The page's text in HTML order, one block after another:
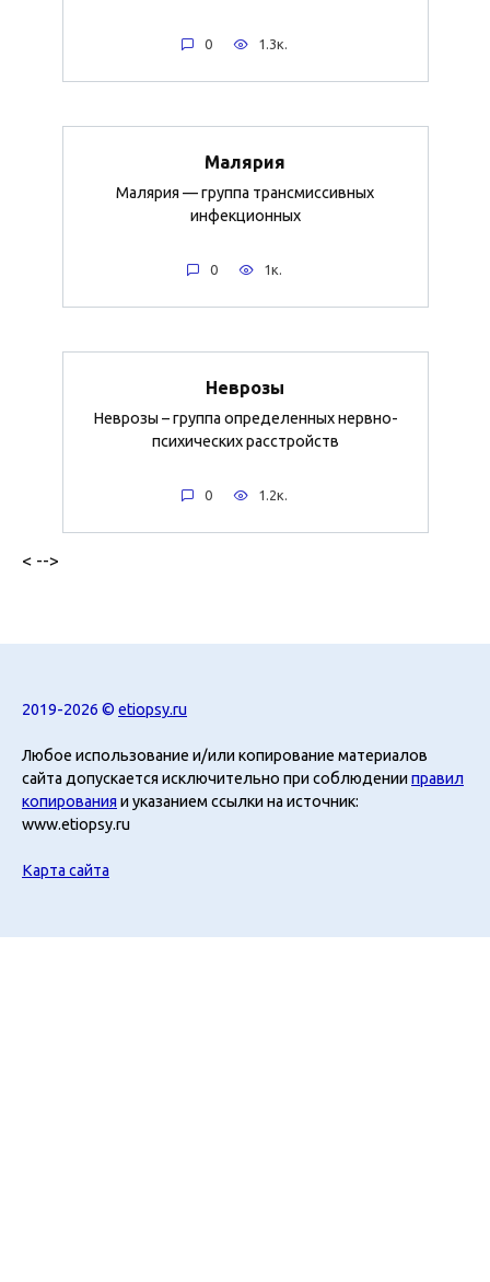
0 1.3к.
Малярия
Малярия — группа трансмиссивных
инфекционных
0 1к.
Неврозы
Неврозы – группа определенных нервно-
психических расстройств
0 1.2к.
< -->
2019-2026 © etiopsy.ru
Любое использование и/или копирование материалов
сайта допускается исключительно при соблюденииправил
копирования и указанием ссылки на источник:
www.etiopsy.ru
Карта сайта